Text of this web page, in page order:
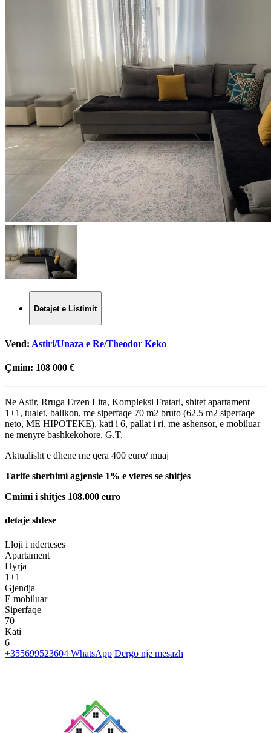
Detajet e Listimit
Vend: Astiri/Unaza e Re/Theodor Keko
Çmim: 108 000 €
Ne Astir, Rruga Erzen Lita, Kompleksi Fratari, shitet apartament
1+1, tualet, ballkon, me siperfaqe 70 m2 bruto (62.5 m2 siperfaqe
neto, ME HIPOTEKE), kati i 6, pallat i ri, me ashensor, e mobiluar
ne menyre bashkekohore. G.T.
Aktualisht e dhene me qera 400 euro/ muaj
Tarife sherbimi agjensie 1% e vleres se shitjes
Cmimi i shitjes 108.000 euro
detaje shtese
Lloji i nderteses
Apartament
Hyrja
1+1
Gjendja
E mobiluar
Siperfaqe
70
Kati
6
+355699523604 WhatsApp Dergo nje mesazh